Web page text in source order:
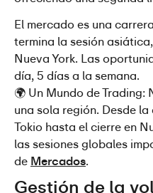
El mercado es una
termina la sesión
Nueva York. Las
día, 5 días a la semana.
🌍 Un Mundo de Trading:
una sola región. Desde
Tokio hasta el cierre en
las sesiones globales
de Mercados.
Gestión de la